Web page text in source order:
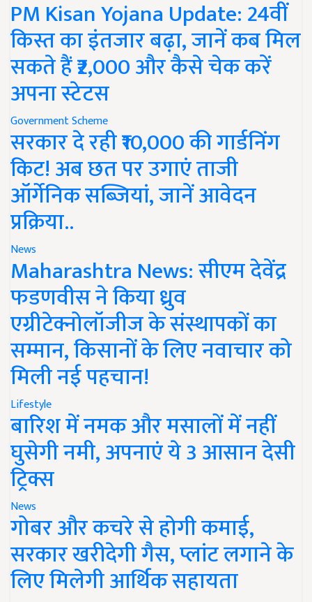
PM Kisan Yojana Update: 24वीं
किस्त का इंतजार बढ़ा, जानें कब मिल
सकते हैं ₹2,000 और कैसे चेक करें
अपना स्टेटस
Government Scheme
सरकार दे रही ₹10,000 की गार्डनिंग
किट! अब छत पर उगाएं ताजी
ऑर्गेनिक सब्जियां, जानें आवेदन
प्रक्रिया..
News
Maharashtra News: सीएम देवेंद्र
फडणवीस ने किया ध्रुव
एग्रीटेक्नोलॉजीज के संस्थापकों का
सम्मान, किसानों के लिए नवाचार को
मिली नई पहचान!
Lifestyle
बारिश में नमक और मसालों में नहीं
घुसेगी नमी, अपनाएं ये 3 आसान देसी
ट्रिक्स
News
गोबर और कचरे से होगी कमाई,
सरकार खरीदेगी गैस, प्लांट लगाने के
लिए मिलेगी आर्थिक सहायता